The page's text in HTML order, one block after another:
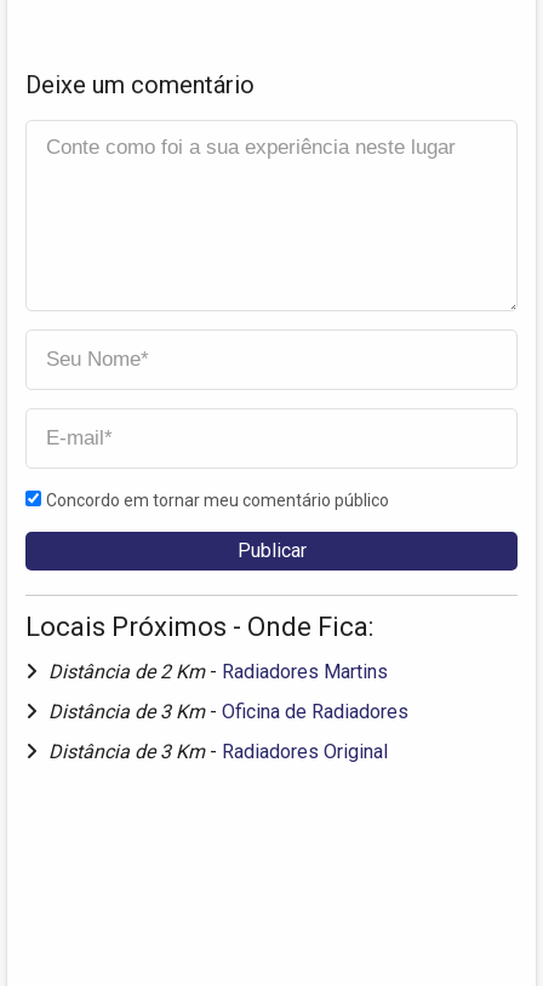
Deixe um comentário
Concordo em tornar meu comentário público
Locais Próximos - Onde Fica:
Distância de 2 Km - Radiadores Martins
Distância de 3 Km - Oficina de Radiadores
Distância de 3 Km - Radiadores Original